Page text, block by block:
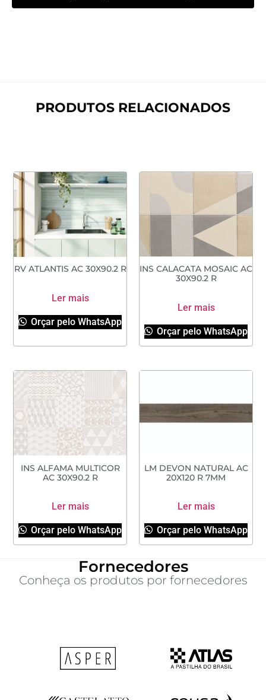
PRODUTOS RELACIONADOS
RV ATLANTIS AC 30X90.2 R
Ler mais
Orçar pelo WhatsApp
INS CALACATA MOSAIC AC
30X90.2 R
Ler mais
Orçar pelo WhatsApp
INS ALFAMA MULTICOR
AC 30X90.2 R
Ler mais
Orçar pelo WhatsApp
LM DEVON NATURAL AC
20X120 R 7MM
Ler mais
Orçar pelo WhatsApp
Fornecedores
Conheça os produtos por fornecedores